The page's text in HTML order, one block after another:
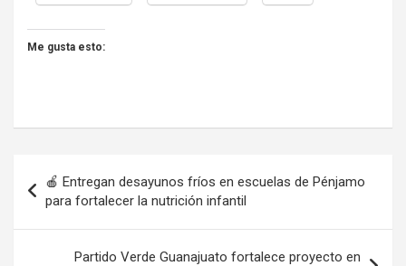
Me gusta esto:
de
entradas
🍎 Entregan desayunos fríos en escuelas de Pénjamo
para fortalecer la nutrición infantil
Partido Verde Guanajuato fortalece proyecto en